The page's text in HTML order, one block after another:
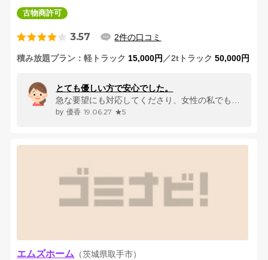
古物商許可
3.57 2件の口コミ
積み放題プラン 軽トラック15,000円 ／2tトラック50,000円
とても優しい方で安心でした。
急な要望にも対応してくださり、女性の私でも安心して頼むことができました...
優香 19.06.27 ★5
エムズホーム （茨城県取手市）